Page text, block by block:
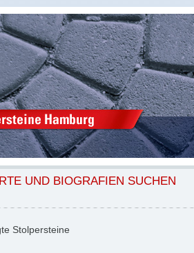
UND BIOGRAFIEN SUCHEN
Stolpersteine